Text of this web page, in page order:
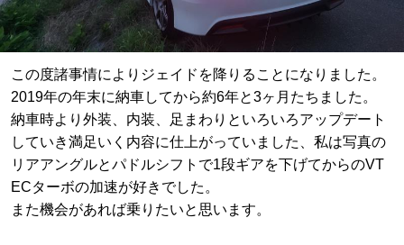
この度諸事情によりジェイドを降りることになりました。
2019年の年末に納車してから約6年と3ヶ月たちました。
納車時より外装、内装、足まわりといろいろアップデート
していき満足いく内容に仕上がっていました、私は写真の
リアアングルとパドルシフトで1段ギアを下げてからのVT
ECターボの加速が好きでした。
また機会があれば乗りたいと思います。